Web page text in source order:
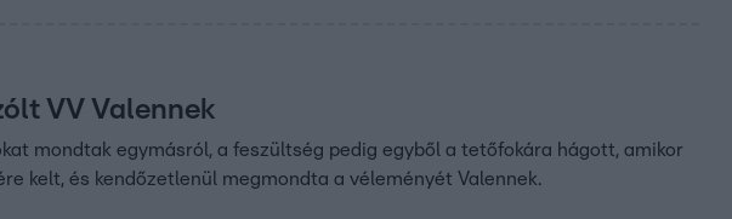
VV Valennek
mondtak egymásról, a feszültség pedig egyből a tetőfokára hágott, amikor
kelt, és kendőzetlenül megmondta a véleményét Valennek.